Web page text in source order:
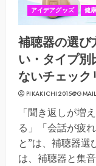
アイデアグッズ 健
補聴器の選び
い・タイプ別
ないチェック
「聞き返しが増
る」「会話が疲
と”は、補聴器選
は、補聴器と集